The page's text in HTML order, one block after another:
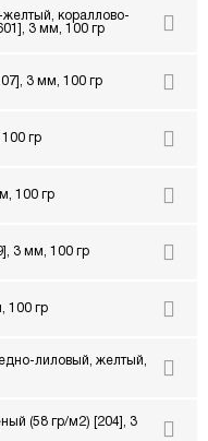
кораллово-
3 мм, 100 гр
3 мм, 100 гр
гр
100 гр
3 мм, 100 гр
100 гр
лиловый, желтый,
(58 гр/м2) [204], 3